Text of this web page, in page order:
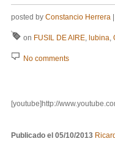
posted by Constancio Herrera |
on FUSIL DE AIRE, lubina
No comments
[youtube]http://
Publicado el 05/10/2013